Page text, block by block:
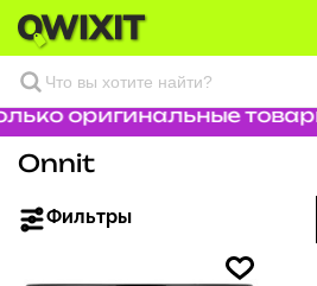
оригинальные товары
Onnit
Фильтры